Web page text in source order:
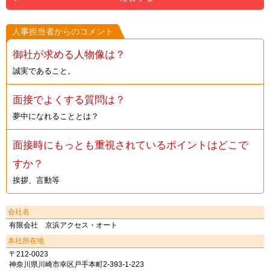
人事担当者からのコメント
御社が求める人物像は？
誠実であること。
面接でよくする質問は？
夢中になれることとは？
面接時にもっとも重視されているポイントはどこで
すか？
挨拶、言動等
会社名
有限会社 京浜アクセス・オート
本社所在地
〒212-0023
神奈川県川崎市幸区戸手本町2-393-1-223